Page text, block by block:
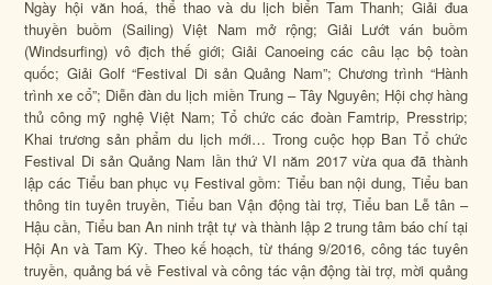
Ngày hội văn hoá, thể thao và du lịch biển Tam Thanh; Giải đua
thuyền buồm (Sailing) Việt Nam mở rộng; Giải Lướt ván buồm
(Windsurfing) vô địch thế giới; Giải Canoeing các câu lạc bộ toàn
quốc; Giải Golf “Festival Di sản Quảng Nam”; Chương trình “Hành
trình xe cổ”; Diễn đàn du lịch miền Trung – Tây Nguyên; Hội chợ hàng
thủ công mỹ nghệ Việt Nam; Tổ chức các đoàn Famtrip, Presstrip;
Khai trương sản phẩm du lịch mới… Trong cuộc họp Ban Tổ chức
Festival Di sản Quảng Nam lần thứ VI năm 2017 vừa qua đã thành
lập các Tiểu ban phục vụ Festival gồm: Tiểu ban nội dung, Tiểu ban
thông tin tuyên truyền, Tiểu ban Vận động tài trợ, Tiểu ban Lễ tân –
Hậu cần, Tiểu ban An ninh trật tự và thành lập 2 trung tâm báo chí tại
Hội An và Tam Kỳ. Theo kế hoạch, từ tháng 9/2016, công tác tuyên
truyền, quảng bá về Festival và công tác vận động tài trợ, mời quảng